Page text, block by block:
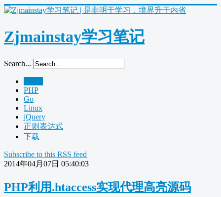
Zjmainstay学习笔记
Search...
PHP
Go
Linux
jQuery
正则表达式
下载
Subscribe to this RSS feed
2014年04月07日 05:40:03
PHP利用.htaccess实现代理高亮源码